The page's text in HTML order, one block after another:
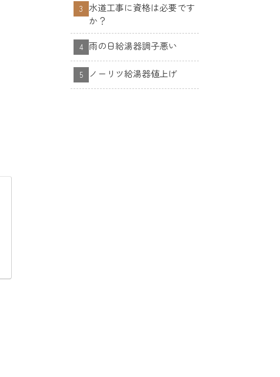
水道工事に資格は必要です
か？
雨の日給湯器調子悪い
ノーリツ給湯器値上げ